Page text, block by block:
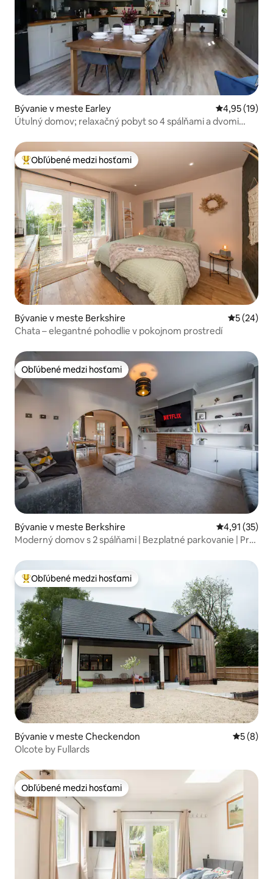
Bývanie v meste Earley Priemerné
4,95 (19)
Útulný domov; relaxačný pobyt so 4 spálňami a dvomi
Najobľúbenejšie medzi hosťami
Obľúbené medzi hosťami
Bývanie v meste Berkshire
5 (24)
Chata – elegantné pohodlie v pokojnom prostredí
Obľúbené medzi hosťami
Obľúbené medzi hosťami
Bývanie v meste Berkshire Priemerné
4,91 (35)
Moderný domov s 2 spálňami | Bezplatné parkovanie | Pre
Najobľúbenejšie medzi hosťami
Obľúbené medzi hosťami
Bývanie v meste Checkendon
5 (8)
Olcote by Fullards
Obľúbené medzi hosťami
Obľúbené medzi hosťami